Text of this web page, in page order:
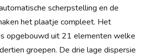
scherpstelling en de
het plaatje compleet. Het
opgebouwd uit 21 elementen welke
groepen. De drie lage dispersie